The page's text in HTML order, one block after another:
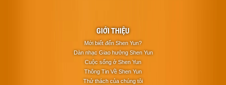
GIỚI THIỆU
Mới biết đến Shen Yun?
Dàn nhạc Giao hưởng Shen Yun
Cuộc sống ở Shen Yun
Thông Tin Về Shen Yun
Thử thách của chúng tôi